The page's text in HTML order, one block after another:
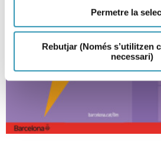
Permetre la
Rebutjar (Només s’utilitzen
necessari)